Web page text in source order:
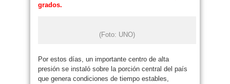
grados.
(Foto: UNO)
Por estos días, un importante centro de alta
presión se instaló sobre la porción central del país
que genera condiciones de tiempo estables,